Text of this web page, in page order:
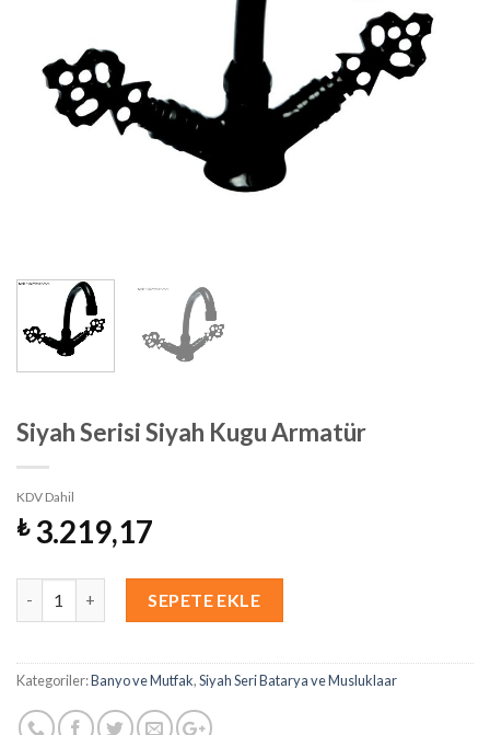
Siyah Serisi Siyah Kugu Armatür
KDV Dahil
₺3.219,17
Miktar SEPETE EKLE
Kategoriler:Banyo ve Mutfak,Siyah Seri Batarya ve Musluklaar